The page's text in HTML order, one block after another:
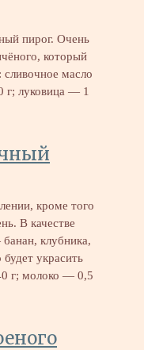
пирог. Очень
который
масло
луковица — 1
кроме того
В качестве
клубника,
украсить
г; молоко — 0,5